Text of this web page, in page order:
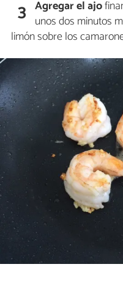
3 Agregar el ajo
unos dos minutos
limón sobre los